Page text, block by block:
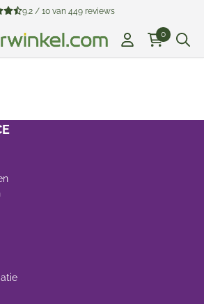
beschikbaar. Kies instellingen of sta
9.2 / 10 van449 reviews
0